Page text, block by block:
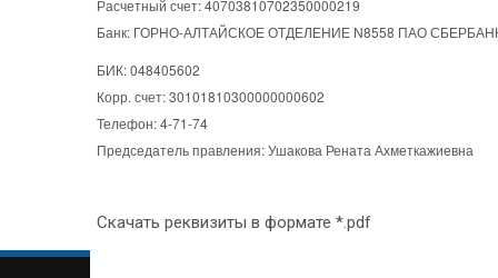
Расчетный счет: 40703810702350000219
Банк: ГОРНО-АЛТАЙСКОЕ ОТДЕЛЕНИЕ N8558 ПАО
БИК: 048405602
Корр. счет: 30101810300000000602
Телефон: 4-71-74
Председатель правления: Ушакова Рената Ахметкажиевна
Скачать реквизиты в формате *.pdf